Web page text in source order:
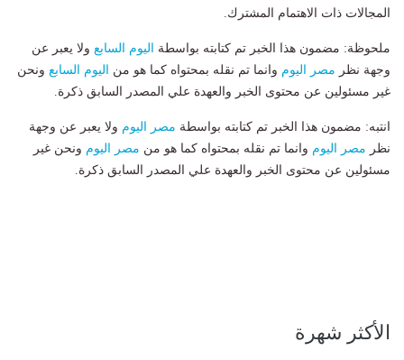
المجالات ذات الاهتمام المشترك.
ملحوظة: مضمون هذا الخبر تم كتابته بواسطة اليوم السابع ولا يعبر عن
وجهة نظر مصر اليوم وانما تم نقله بمحتواه كما هو من اليوم السابع ونحن
غير مسئولين عن محتوى الخبر والعهدة علي المصدر السابق ذكرة.
انتبه: مضمون هذا الخبر تم كتابته بواسطة مصر اليوم ولا يعبر عن وجهة
نظر مصر اليوم وانما تم نقله بمحتواه كما هو من مصر اليوم ونحن غير
مسئولين عن محتوى الخبر والعهدة علي المصدر السابق ذكرة.
الأكثر شهرة